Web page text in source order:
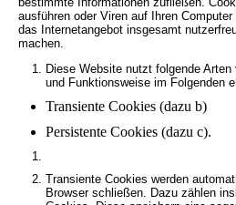
ausführen oder Viren auf Ihren
das Internetangebot insgesamt
machen.
Diese Website nutzt folgende
und Funktionsweise im Folgenden
Transiente Cookies (dazu b)
Persistente Cookies (dazu c).
Transiente Cookies werden
Browser schließen. Dazu zählen